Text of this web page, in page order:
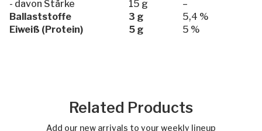
- davon Stärke
15 g
–
Ballaststoffe
3 g
5,4 %
Eiweiß (Protein)
5 g 5 %
Related Products
Add our new arrivals to your weekly lineup